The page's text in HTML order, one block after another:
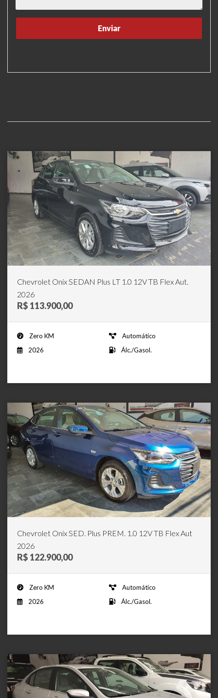
Chevrolet Onix SEDAN Plus LT 1.0 12V TB Flex Aut.
2026
R$ 113.900,00
Zero KM
Automático
2026
Álc./Gasol.
Chevrolet Onix SED. Plus PREM. 1.0 12V TB Flex Aut
2026
R$ 122.900,00
Zero KM
Automático
2026
Álc./Gasol.